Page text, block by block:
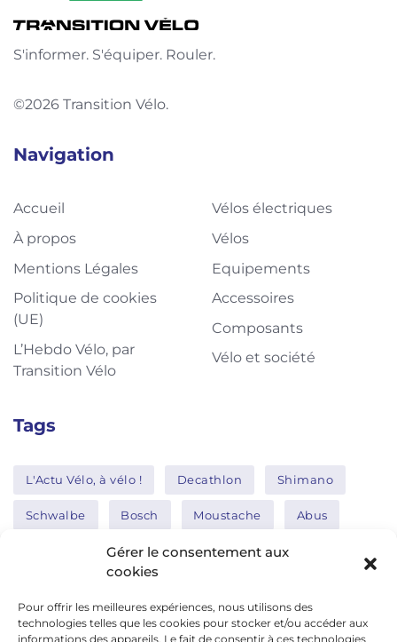
Gérer le consentement aux
cookies
Pour offrir les meilleures expériences, nous utilisons des
technologies telles que les cookies pour stocker et/ou accéder aux
informations des appareils. Le fait de consentir à ces technologies
S'informer. S'équiper. Rouler.
©2026 Transition Vélo.
Navigation
Accueil
À propos
Mentions Légales
Politique de cookies
(UE)
L’Hebdo Vélo, par
Transition Vélo
Vélos électriques
Vélos
Equipements
Accessoires
Composants
Vélo et société
Tags
L'Actu Vélo, à vélo ! Decathlon Shimano
Schwalbe Bosch Moustache Abus
Thule Nakamura
Réseaux sociaux